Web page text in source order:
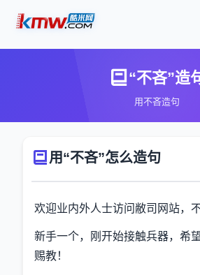
“不吝”造
用不吝造句
用“不吝”怎么造句
欢迎业内外人士访问敝司网站，
新手一个，刚开始接触兵器，希
赐教！